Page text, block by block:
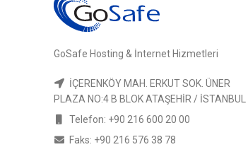
GoSafe Hosting & İnternet Hizmetleri
İÇERENKÖY MAH. ERKUT SOK. ÜNER
PLAZA NO:4 B BLOK ATAŞEHİR / İSTANBUL
Telefon: +90 216 600 20 00
Faks: +90 216 576 38 78